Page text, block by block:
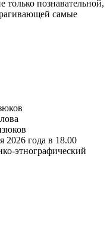
только познавательной,
самые
2026 года в 18.00
этнографический